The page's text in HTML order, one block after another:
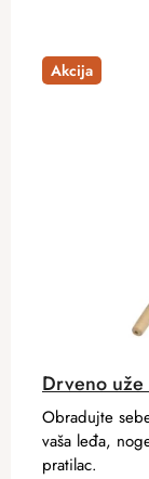
Akcija
Drveno uže
Obradujte
vaša leđa,
pratilac.